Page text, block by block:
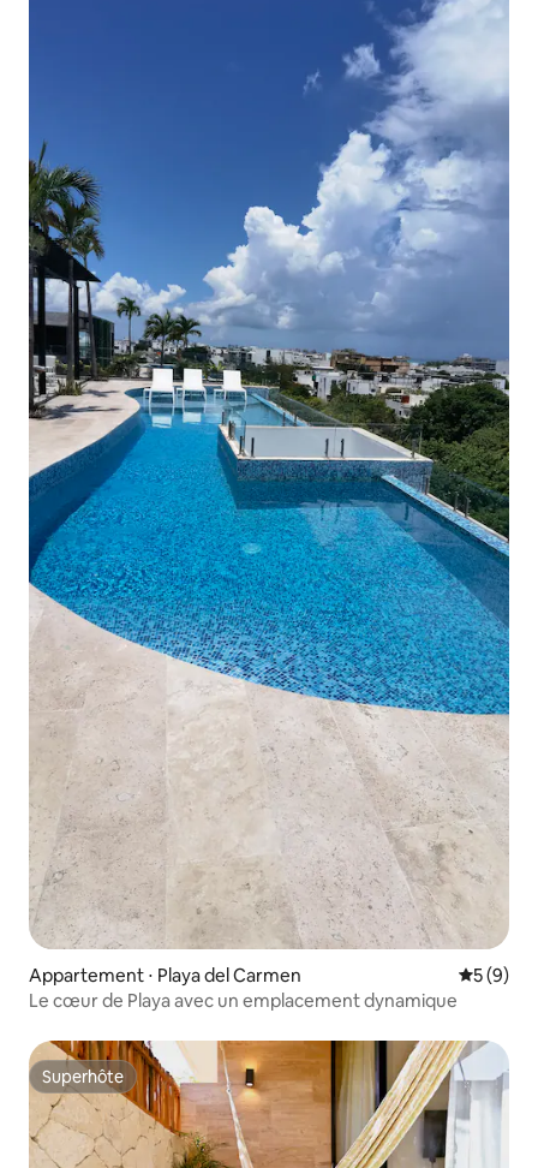
Appartement ⋅ Playa del Carmen
5 (9)
Le cœur de Playa avec un emplacement dynamique
Superhôte
Superhôte